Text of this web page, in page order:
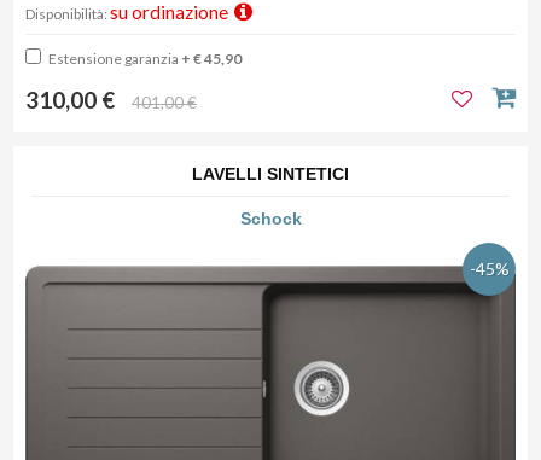
Disponibilità: su ordinazione
Estensione garanzia + € 45,90
310,00 € 401,00 €
LAVELLI SINTETICI
Schock
-45%